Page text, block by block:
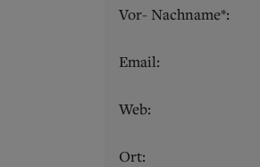
Vor- Nachname*:
Email:
Web:
Ort: